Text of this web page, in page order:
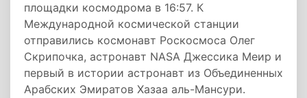
площадки космодрома в 16:57. К
Международной космической станции
отправились космонавт Роскосмоса Олег
Скрипочка, астронавт NASA Джессика Меир и
первый в истории астронавт из Объединенных
Арабских Эмиратов Хазаа аль-Мансури.